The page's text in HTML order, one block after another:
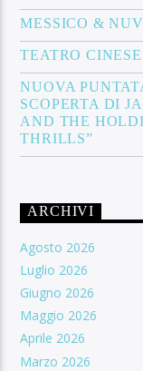
MESSICO &
TEATRO
NUOVA
SCOPERTA DI
AND THE
THRILLS”
ARCHIVI
Agosto 2026
Luglio 2026
Giugno 2026
Maggio 2026
Aprile 2026
Marzo 2026